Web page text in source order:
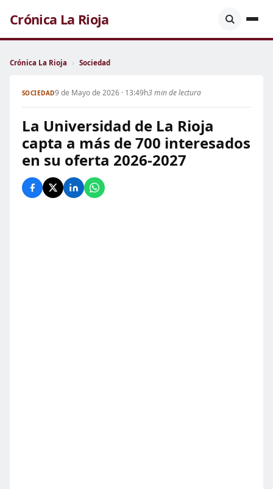
Crónica La Rioja
Crónica La Rioja › Sociedad
SOCIEDAD9 de Mayo de 2026 · 13:49h3 min de lectura
La Universidad de La Rioja
capta a más de 700 interesados
en su oferta 2026-2027